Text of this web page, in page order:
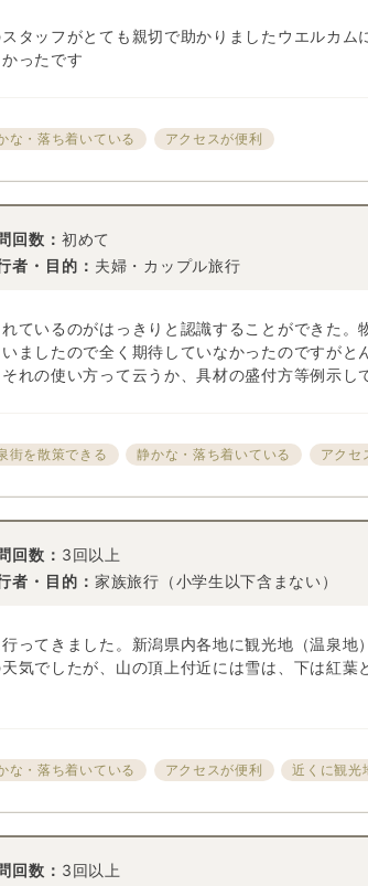
タッフがとても親切で助かりましたウエルカ
ったです
な・落ち着いている アクセスが便利
回数： 初めて
者・目的： 夫婦・カップル旅行
ているのがはっきりと認識することができた
ましたので全く期待していなかったのですが
れの使い方って云うか、具材の盛付方等例示
街を散策できる 静かな・落ち着いている アクセ
回数： 3回以上
者・目的： 家族旅行（小学生以下含まない）
ってきました。新潟県内各地に観光地（温泉
気でしたが、山の頂上付近には雪は、下は紅
な・落ち着いている アクセスが便利 近くに観光
回数： 3回以上